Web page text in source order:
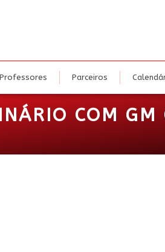
Professores Parceiros
COM GM